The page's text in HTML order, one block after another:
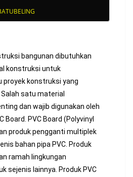
bangunan dibutuhkan
konstruksi untuk
proyek konstruksi yang
satu material
dan wajib digunakan oleh
Board. PVC Board (Polyvinyl
produk pengganti multiplek
bahan pipa PVC. Produk
ramah lingkungan
sejenis lainnya. Produk PVC